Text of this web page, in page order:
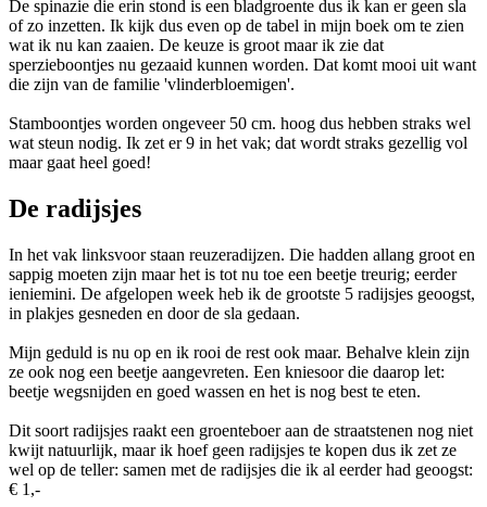
De spinazie die erin stond is een bladgroente dus ik kan er geen sla
of zo inzetten. Ik kijk dus even op de tabel in mijn boek om te zien
wat ik nu kan zaaien. De keuze is groot maar ik zie dat
sperzieboontjes nu gezaaid kunnen worden. Dat komt mooi uit want
die zijn van de familie 'vlinderbloemigen'.
Stamboontjes worden ongeveer 50 cm. hoog dus hebben straks wel
wat steun nodig. Ik zet er 9 in het vak; dat wordt straks gezellig vol
maar gaat heel goed!
De radijsjes
In het vak linksvoor staan reuzeradijzen. Die hadden allang groot en
sappig moeten zijn maar het is tot nu toe een beetje treurig; eerder
ieniemini. De afgelopen week heb ik de grootste 5 radijsjes geoogst,
in plakjes gesneden en door de sla gedaan.
Mijn geduld is nu op en ik rooi de rest ook maar. Behalve klein zijn
ze ook nog een beetje aangevreten. Een kniesoor die daarop let:
beetje wegsnijden en goed wassen en het is nog best te eten.
Dit soort radijsjes raakt een groenteboer aan de straatstenen nog niet
kwijt natuurlijk, maar ik hoef geen radijsjes te kopen dus ik zet ze
wel op de teller: samen met de radijsjes die ik al eerder had geoogst:
€ 1,-